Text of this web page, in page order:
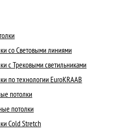
со Световыми линиями
с Трековыми светильниками
по технологии EuroKRAAB
потолки
потолки
Cold Stretch